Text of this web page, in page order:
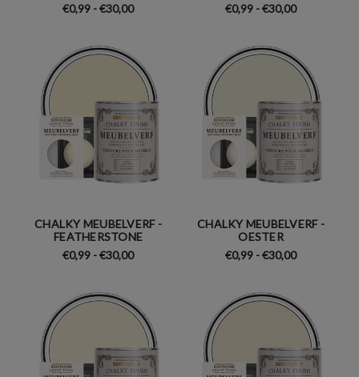
€0,99 - €30,00
€0,99 - €30,00
CHALKY MEUBELVERF -
FEATHERSTONE
€0,99 - €30,00
CHALKY MEUBELVERF -
OESTER
€0,99 - €30,00